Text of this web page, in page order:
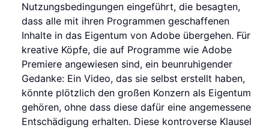
Nutzungsbedingungen eingeführt, die besagten,
dass alle mit ihren Programmen geschaffenen
Inhalte in das Eigentum von Adobe übergehen. Für
kreative Köpfe, die auf Programme wie Adobe
Premiere angewiesen sind, ein beunruhigender
Gedanke: Ein Video, das sie selbst erstellt haben,
könnte plötzlich den großen Konzern als Eigentum
gehören, ohne dass diese dafür eine angemessene
Entschädigung erhalten. Diese kontroverse Klausel